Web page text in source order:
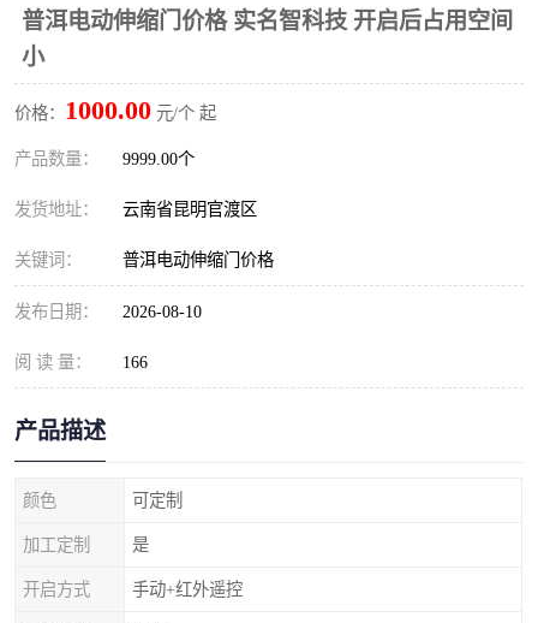
普洱电动伸缩门价格 实名智科技 开启后占用空间
小
价格： 1000.00 元/个 起
产品数量： 9999.00个
发货地址： 云南省昆明官渡区
关键词： 普洱电动伸缩门价格
发布日期： 2026-08-10
阅 读 量： 166
产品描述
颜色 可定制
加工定制 是
开启方式 手动+红外遥控